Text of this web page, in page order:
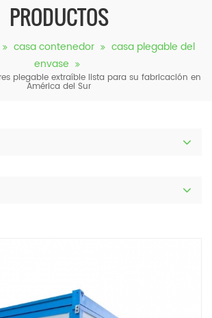
PRODUCTOS
casa contenedor
casa plegable del
envase
plegable extraíble lista para su fabricación en
América del Sur